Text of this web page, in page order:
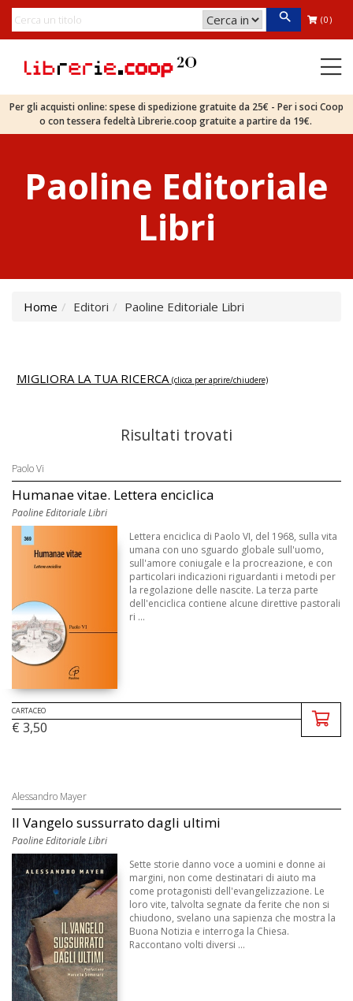
(0)
Per gli acquisti online: spese di spedizione gratuite da 25€ - Per i soci Coop
o con tessera fedeltà Librerie.coop gratuite a partire da 19€.
Paoline Editoriale
Libri
Home Editori Paoline Editoriale Libri
MIGLIORA LA TUA RICERCA (clicca per aprire/chiudere)
Risultati trovati
Paolo Vi
Humanae vitae. Lettera enciclica
Paoline Editoriale Libri
Lettera enciclica di Paolo VI, del 1968, sulla vita
umana con uno sguardo globale sull'uomo,
sull'amore coniugale e la procreazione, e con
particolari indicazioni riguardanti i metodi per
la regolazione delle nascite. La terza parte
dell'enciclica contiene alcune direttive pastorali
ri ...
CARTACEO
€ 3,50
Alessandro Mayer
Il Vangelo sussurrato dagli ultimi
Paoline Editoriale Libri
Sette storie danno voce a uomini e donne ai
margini, non come destinatari di aiuto ma
come protagonisti dell'evangelizzazione. Le
loro vite, talvolta segnate da ferite che non si
chiudono, svelano una sapienza che mostra la
Buona Notizia e interroga la Chiesa.
Raccontano volti diversi ...